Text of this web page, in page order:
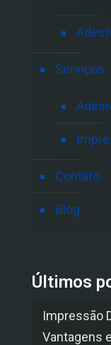
Serviços
Contato
Blog
Últimos
Impressão
Vantagens